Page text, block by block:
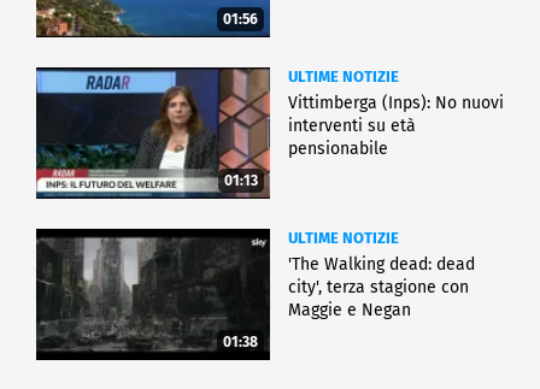
01:56
01:13
ULTIME NOTIZIE
Vittimberga (Inps): No nuovi
interventi su età
pensionabile
01:38
ULTIME NOTIZIE
'The Walking dead: dead
city', terza stagione con
Maggie e Negan